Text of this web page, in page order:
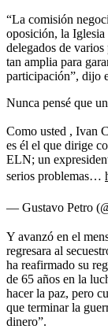
“La comisión
oposición, la Iglesia
delegados de
tan amplia para
participación”, dijo
Nunca pensé que
Como usted , Ivan
es él el que dirige
ELN; un
serios problemas…
— Gustavo Petro
Y avanzó en el
regresara al
ha reafirmado su
de 65 años en la
hacer la paz, pero
que terminar la
dinero”.